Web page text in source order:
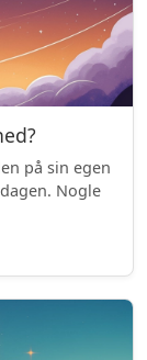
på sin egen
Nogle